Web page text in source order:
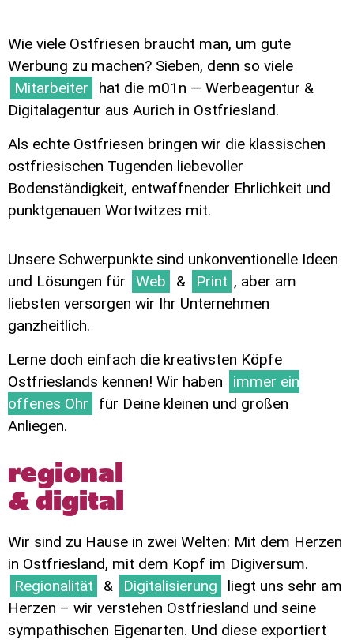
Wie viele Ostfriesen braucht man, um gute
Werbung zu machen? Sieben, denn so viele
Mitarbeiter
hat die m01n — Werbeagentur &
Digitalagentur aus Aurich in Ostfriesland.
Als echte Ostfriesen bringen wir die klassischen
ostfriesischen Tugenden liebevoller
Bodenständigkeit, entwaffnender Ehrlichkeit und
punktgenauen Wortwitzes mit.
Unsere Schwerpunkte sind unkonventionelle Ideen
und Lösungen für
Web & Print , aber am
liebsten versorgen wir Ihr Unternehmen
ganzheitlich.
Lerne doch einfach die kreativsten Köpfe
Ostfrieslands kennen! Wir haben
immer ein
offenes Ohr
für Deine kleinen und großen
Anliegen.
regional
& digital
Wir sind zu Hause in zwei Welten: Mit dem Herzen
in Ostfriesland, mit dem Kopf im Digiversum.
Regionalität
& Digitalisierung
liegt uns sehr am
Herzen – wir verstehen Ostfriesland und seine
sympathischen Eigenarten. Und diese exportiert